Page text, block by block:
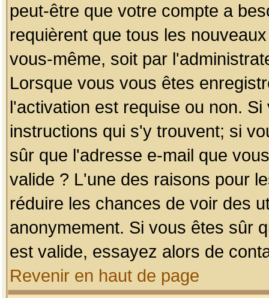
peut-être que votre compte a
requièrent que tous les
vous-même, soit par
Lorsque vous vous êtes
l'activation est requise ou non.
instructions qui s'y trouvent; si
sûr que l'adresse e-mail que
valide ? L'une des raisons pour
réduire les chances de voir des
anonymement. Si vous êtes sûr
est valide, essayez alors de
Revenir en haut de page